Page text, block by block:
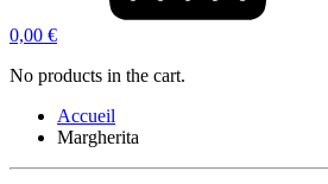
0,00 €
No products in the cart.
Accueil
Margherita